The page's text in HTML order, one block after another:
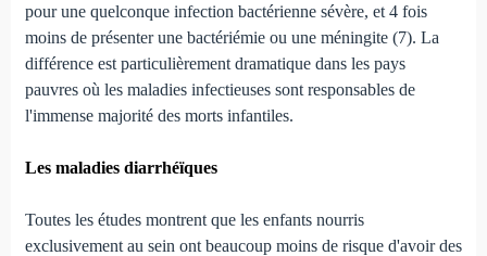
pour une quelconque infection bactérienne sévère, et 4 fois
moins de présenter une bactériémie ou une méningite (7). La
différence est particulièrement dramatique dans les pays
pauvres où les maladies infectieuses sont responsables de
l'immense majorité des morts infantiles.
Les maladies diarrhéïques
Toutes les études montrent que les enfants nourris
exclusivement au sein ont beaucoup moins de risque d'avoir des